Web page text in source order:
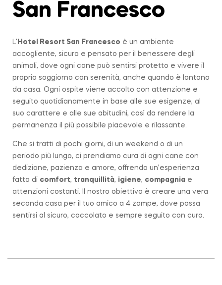
San Francesco
L’ Hotel Resort San Francesco è un ambiente
accogliente, sicuro e pensato per il benessere degli
animali, dove ogni cane può sentirsi protetto e vivere il
proprio soggiorno con serenità, anche quando è lontano
da casa. Ogni ospite viene accolto con attenzione e
seguito quotidianamente in base alle sue esigenze, al
suo carattere e alle sue abitudini, così da rendere la
permanenza il più possibile piacevole e rilassante.
Che si tratti di pochi giorni, di un weekend o di un
periodo più lungo, ci prendiamo cura di ogni cane con
dedizione, pazienza e amore, offrendo un’esperienza
fatta di comfort, tranquillità, igiene, compagnia e
attenzioni costanti. Il nostro obiettivo è creare una vera
seconda casa per il tuo amico a 4 zampe, dove possa
sentirsi al sicuro, coccolato e sempre seguito con cura.